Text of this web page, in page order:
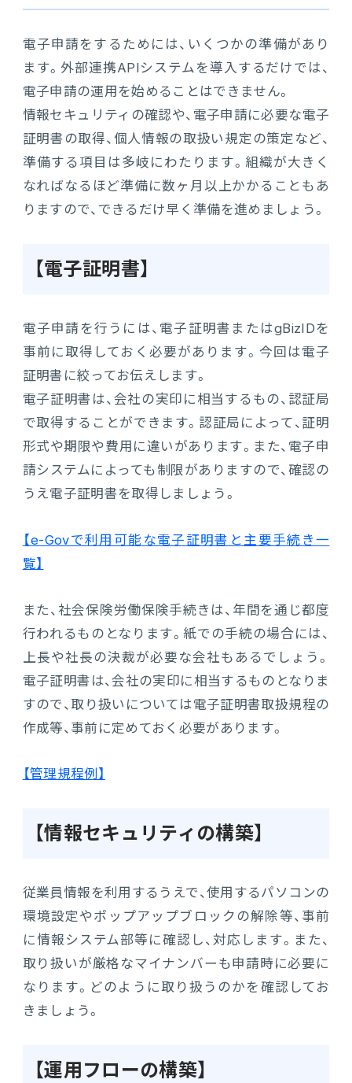
電子申請をするためには、いくつかの準備があり
ます。外部連携APIシステムを導入するだけでは、
電子申請の運用を始めることはできません。
情報セキュリティの確認や、電子申請に必要な電子
証明書の取得、個人情報の取扱い規定の策定など、
準備する項目は多岐にわたります。組織が大きく
なればなるほど準備に数ヶ月以上かかることもあ
りますので、できるだけ早く準備を進めましょう。
【電子証明書】
電子申請を行うには、電子証明書またはgBizIDを
事前に取得しておく必要があります。今回は電子
証明書に絞ってお伝えします。
電子証明書は、会社の実印に相当するもの、認証局
で取得することができます。認証局によって、証明
形式や期限や費用に違いがあります。また、電子申
請システムによっても制限がありますので、確認の
うえ電子証明書を取得しましょう。
【e-Govで利用可能な電子証明書と主要手続き一
覧】
また、社会保険労働保険手続きは、年間を通じ都度
行われるものとなります。紙での手続の場合には、
上長や社長の決裁が必要な会社もあるでしょう。
電子証明書は、会社の実印に相当するものとなりま
すので、取り扱いについては電子証明書取扱規程の
作成等、事前に定めておく必要があります。
【管理規程例】
【情報セキュリティの構築】
従業員情報を利用するうえで、使用するパソコンの
環境設定やポップアップブロックの解除等、事前
に情報システム部等に確認し、対応します。また、
取り扱いが厳格なマイナンバーも申請時に必要に
なります。どのように取り扱うのかを確認してお
きましょう。
【運用フローの構築】